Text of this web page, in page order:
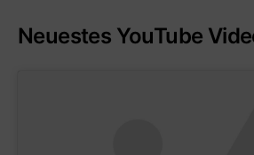
Neuestes YouTube